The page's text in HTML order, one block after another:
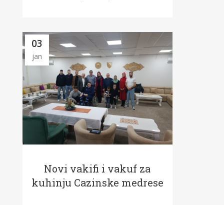
03
jan
Novi vakifi i vakuf za
kuhinju Cazinske medrese